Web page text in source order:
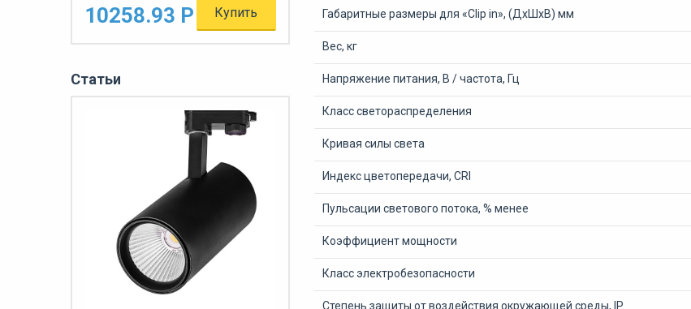
10258.93 Р Купить
Статьи
Габаритные размеры для «Clip in», (ДхШхВ) мм
Вес, кг
Напряжение питания, В / частота, Гц
Класс светораспределения
Кривая силы света
Индекс цветопередачи, CRI
Пульсации светового потока, % менее
Коэффициент мощности
Класс электробезопасности
Степень защиты от воздействия окружающей среды, IP